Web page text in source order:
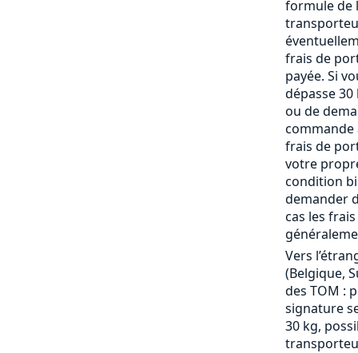
formule de
frais de
payée. Si
dépasse
ou de
commande
frais de
votre
condition
demander
cas les
Vers
(Belgique,
des TOM :
signature
30 kg,